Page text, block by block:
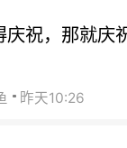
庆祝，那就庆
昨天10:26